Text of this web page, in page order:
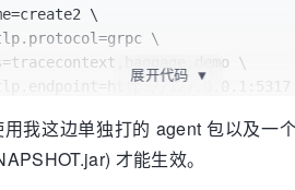
\
\
\
--server.port=9191
展开代码 ▼
我这边单独打的 agent 包以及一
才能生效。